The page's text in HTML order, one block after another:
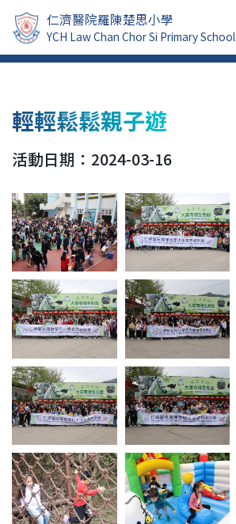
仁濟醫院羅陳楚思小學
YCH Law Chan Chor Si Primary School
輕輕鬆鬆親子遊
活動日期：2024-03-16